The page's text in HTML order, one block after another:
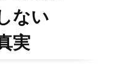
ない
実